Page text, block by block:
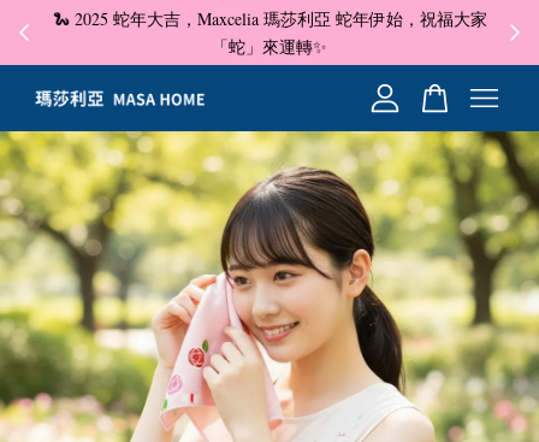
🐍 2025 蛇年大吉，Maxcelia 瑪莎利亞 蛇年伊始，祝福大家
「蛇」來運轉✨
✦
您的購物車目前還是空的。
繼續購物